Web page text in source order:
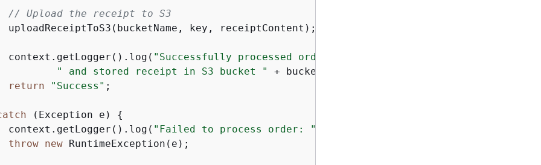
// Upload the receipt to S3
uploadReceiptToS3(bucketName, key, receiptContent);
context.getLogger().log(
"Successfully processed order "
" and stored receipt in S3 bucket "
+ bucketName);
return
"Success" ;
(Exception e) {
context.getLogger().log(
"Failed to process order: "
throw new RuntimeException(e);